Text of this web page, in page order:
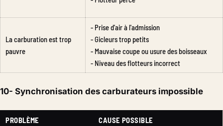
La carburation est trop
pauvre
- Prise d'air à l'admission
- Gicleurs trop petits
- Mauvaise coupe ou usure des boisseaux
- Niveau des flotteurs incorrect
10- Synchronisation des carburateurs impossible
PROBLÈME CAUSE POSSIBLE